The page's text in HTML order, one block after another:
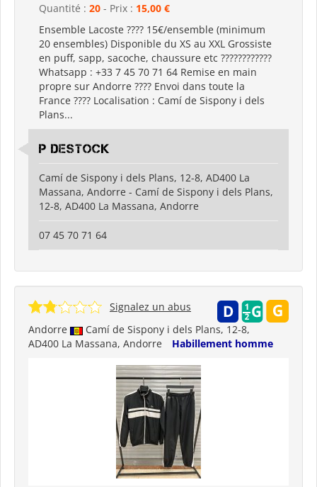
Quantité : 20 - Prix : 15,00 €
Ensemble Lacoste ???? 15€/ensemble (minimum
20 ensembles) Disponible du XS au XXL Grossiste
en puff, sapp, sacoche, chaussure etc ????????????
Whatsapp : +33 7 45 70 71 64 Remise en main
propre sur Andorre ???? Envoi dans toute la
France ???? Localisation : Camí de Sispony i dels
Plans...
P destock
Camí de Sispony i dels Plans, 12-8, AD400 La
Massana, Andorre - Camí de Sispony i dels Plans,
12-8, AD400 La Massana, Andorre
07 45 70 71 64
Andorre
Camí de Sispony i dels Plans, 12-8,
AD400 La Massana, Andorre
Habillement homme
Signalez un abus